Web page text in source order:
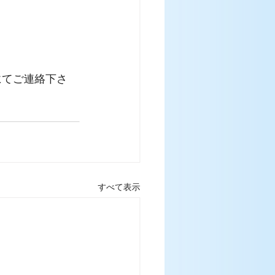
ご連絡下さ
すべて表示